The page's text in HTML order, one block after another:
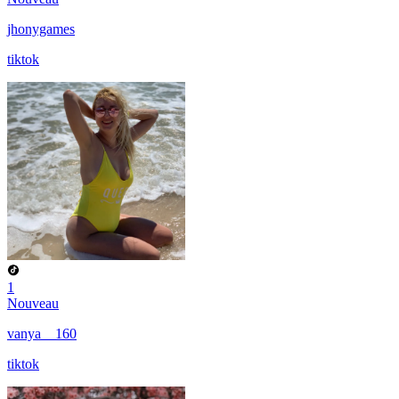
jhonygames
tiktok
1
Nouveau
vanya__160
tiktok